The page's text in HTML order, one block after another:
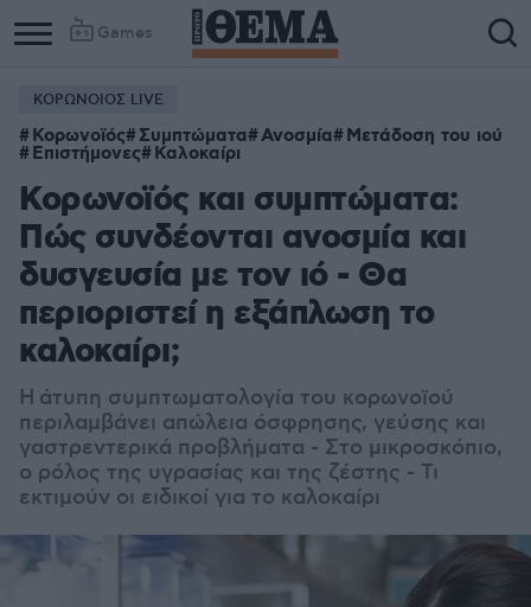
Games
ΚΟΡΩΝΟΙΟΣ LIVE
Κορωνοϊός Συμπτώματα Ανοσμία Μετάδοση του ιού
Επιστήμονες Καλοκαίρι
Κορωνοϊός και συμπτώματα:
Πώς συνδέονται ανοσμία και
δυσγευσία με τον ιό - Θα
περιοριστεί η εξάπλωση το
καλοκαίρι;
Η άτυπη συμπτωματολογία του κορωνοϊού
περιλαμβάνει απώλεια όσφρησης, γεύσης και
γαστρεντερικά προβλήματα - Στο μικροσκόπιο,
ο ρόλος της υγρασίας και της ζέστης - Τι
εκτιμούν οι ειδικοί για το καλοκαίρι